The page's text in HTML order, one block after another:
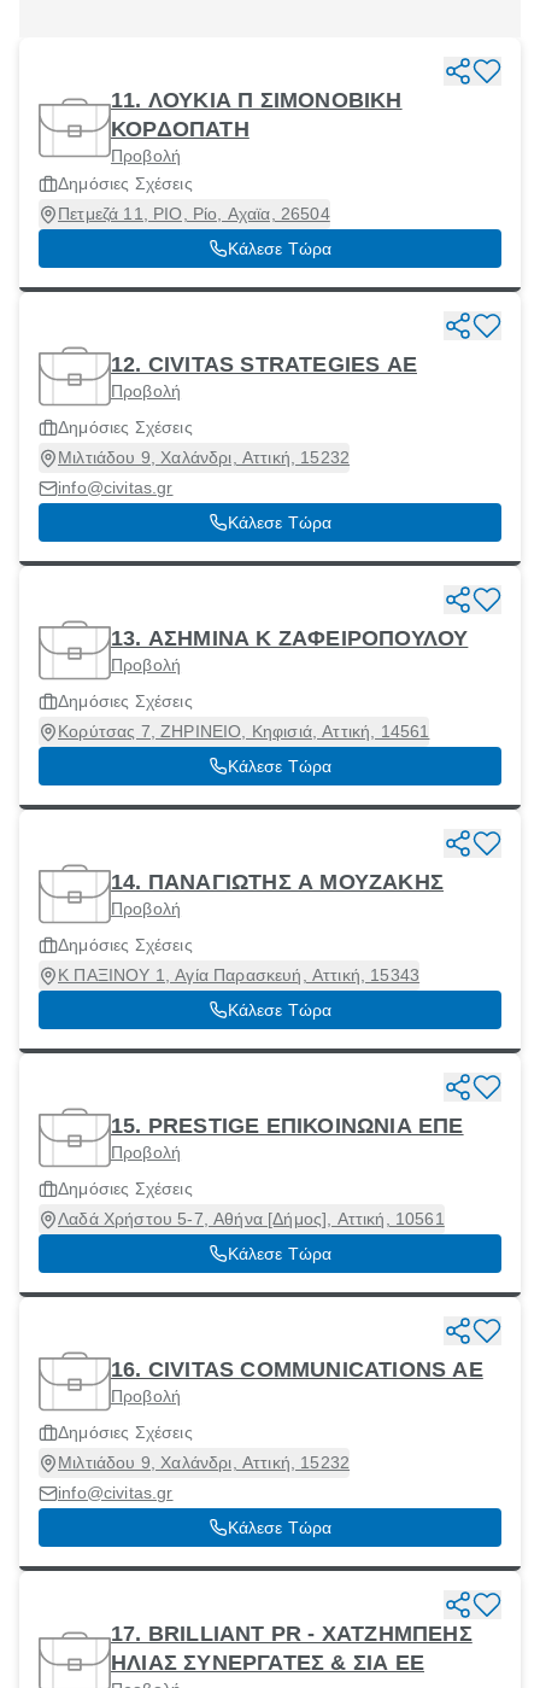
11. ΛΟΥΚΙΑ Π ΣΙΜΟΝΟΒΙΚΗ
ΚΟΡΔΟΠΑΤΗ
Προβολή
Δημόσιες Σχέσεις
Πετμεζά 11, ΡΙΟ, Ρίο, Αχαϊα, 26504
Κάλεσε Τώρα
12. CIVITAS STRATEGIES ΑΕ
Προβολή
Δημόσιες Σχέσεις
Μιλτιάδου 9, Χαλάνδρι, Αττική, 15232
info@civitas.gr
Κάλεσε Τώρα
13. ΑΣΗΜΙΝΑ Κ ΖΑΦΕΙΡΟΠΟΥΛΟΥ
Προβολή
Δημόσιες Σχέσεις
Κορύτσας 7, ΖΗΡΙΝΕΙΟ, Κηφισιά, Αττική, 14561
Κάλεσε Τώρα
14. ΠΑΝΑΓΙΩΤΗΣ Α ΜΟΥΖΑΚΗΣ
Προβολή
Δημόσιες Σχέσεις
Κ ΠΑΞΙΝΟΥ 1, Αγία Παρασκευή, Αττική, 15343
Κάλεσε Τώρα
15. PRESTIGE ΕΠΙΚΟΙΝΩΝΙΑ ΕΠΕ
Προβολή
Δημόσιες Σχέσεις
Λαδά Χρήστου 5-7, Αθήνα [Δήμος], Αττική, 10561
Κάλεσε Τώρα
16. CIVITAS COMMUNICATIONS ΑΕ
Προβολή
Δημόσιες Σχέσεις
Μιλτιάδου 9, Χαλάνδρι, Αττική, 15232
info@civitas.gr
Κάλεσε Τώρα
17. BRILLIANT PR - ΧΑΤΖΗΜΠΕΗΣ
ΗΛΙΑΣ ΣΥΝΕΡΓΑΤΕΣ & ΣΙΑ ΕΕ